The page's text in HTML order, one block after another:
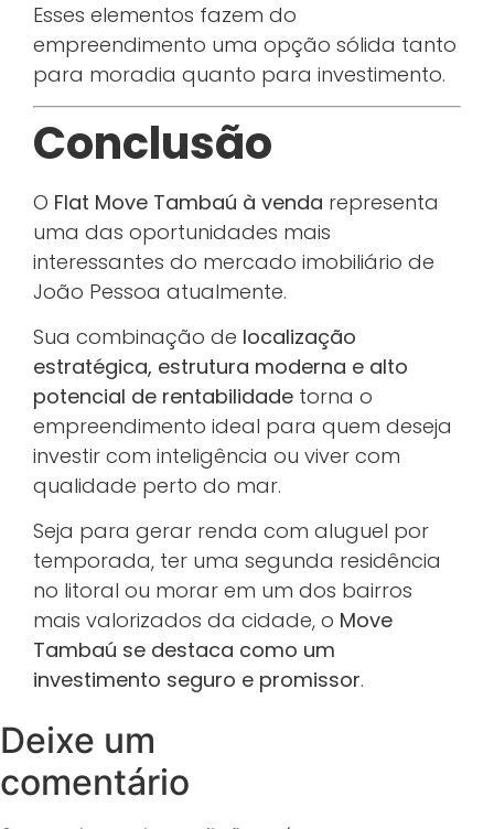
Esses elementos fazem do
empreendimento uma opção sólida tanto
para moradia quanto para investimento.
Conclusão
O Flat Move Tambaú à venda representa
uma das oportunidades mais
interessantes do mercado imobiliário de
João Pessoa atualmente.
Sua combinação de localização
estratégica, estrutura moderna e alto
potencial de rentabilidade torna o
empreendimento ideal para quem deseja
investir com inteligência ou viver com
qualidade perto do mar.
Seja para gerar renda com aluguel por
temporada, ter uma segunda residência
no litoral ou morar em um dos bairros
mais valorizados da cidade, o Move
Tambaú se destaca como um
investimento seguro e promissor.
Deixe um
comentário